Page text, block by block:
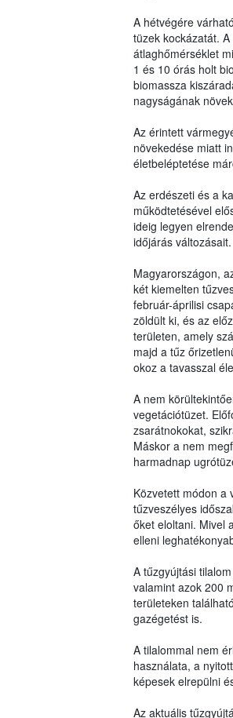
A hétvégére
tüzek kockázatát.
átlaghőmérséklet
1 és 10 órás holt
biomassza
nagyságának
Az érintett
növekedése miatt
életbeléptetése
Az erdészeti és a
működtetésével
ideig legyen
időjárás változásait.
Magyarországon,
két kiemelten
február-áprilisi
zöldült ki, és az
területen, amely
majd a tűz
okoz a tavasszal
A nem
vegetációtüzet.
zsarátnokokat,
Máskor a nem
harmadnap
Közvetett módon a
tűzveszélyes
őket eloltani. Mivel
elleni
A tűzgyújtási
valamint azok 200
területeken
gazégetést is.
A tilalommal nem
használata, a
képesek elrepülni
Az aktuális